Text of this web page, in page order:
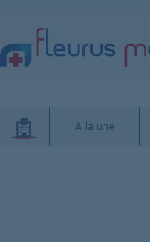
A la une